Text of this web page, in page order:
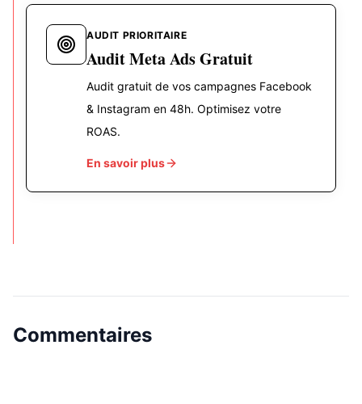
AUDIT PRIORITAIRE
Audit Meta Ads Gratuit
Audit gratuit de vos campagnes Facebook
& Instagram en 48h. Optimisez votre
ROAS.
En savoir plus
Commentaires